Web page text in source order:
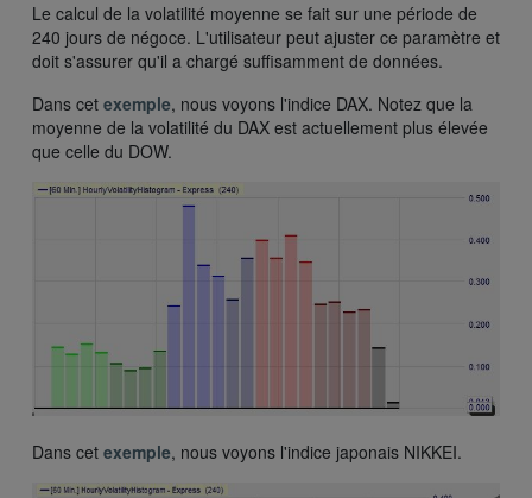
Le calcul de la volatilité moyenne se fait sur une période de
240 jours de négoce. L'utilisateur peut ajuster ce paramètre et
doit s'assurer qu'il a chargé suffisamment de données.
Dans cet exemple, nous voyons l'indice DAX. Notez que la
moyenne de la volatilité du DAX est actuellement plus élevée
que celle du DOW.
Dans cet exemple, nous voyons l'indice japonais NIKKEI.